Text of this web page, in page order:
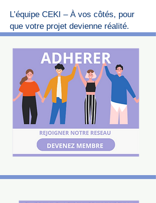
L’équipe CEKI – À vos côtés, pour
que votre projet devienne réalité.